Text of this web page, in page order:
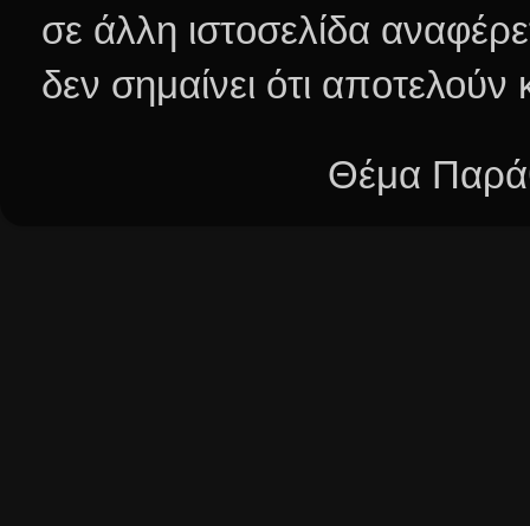
σε άλλη ιστοσελίδα
δεν σημαίνει ότι
Θέμα